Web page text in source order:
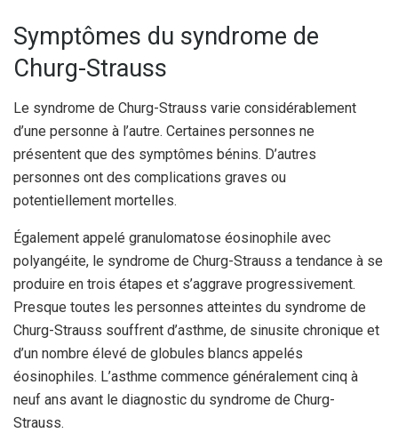
Symptômes du syndrome de
Churg-Strauss
Le syndrome de Churg-Strauss varie considérablement
d’une personne à l’autre. Certaines personnes ne
présentent que des symptômes bénins. D’autres
personnes ont des complications graves ou
potentiellement mortelles.
Également appelé granulomatose éosinophile avec
polyangéite, le syndrome de Churg-Strauss a tendance à se
produire en trois étapes et s’aggrave progressivement.
Presque toutes les personnes atteintes du syndrome de
Churg-Strauss souffrent d’asthme, de sinusite chronique et
d’un nombre élevé de globules blancs appelés
éosinophiles. L’asthme commence généralement cinq à
neuf ans avant le diagnostic du syndrome de Churg-
Strauss.